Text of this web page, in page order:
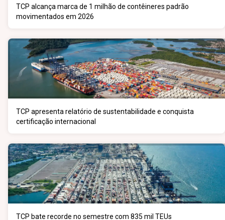
TCP alcança marca de 1 milhão de contêineres padrão
movimentados em 2026
TCP apresenta relatório de sustentabilidade e conquista
certificação internacional
TCP bate recorde no semestre com 835 mil TEUs